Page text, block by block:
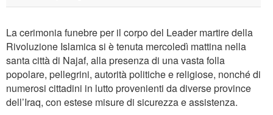
La cerimonia funebre per il corpo del Leader martire della
Rivoluzione Islamica si è tenuta mercoledì mattina nella
santa città di Najaf, alla presenza di una vasta folla
popolare, pellegrini, autorità politiche e religiose, nonché di
numerosi cittadini in lutto provenienti da diverse province
dell’Iraq, con estese misure di sicurezza e assistenza.